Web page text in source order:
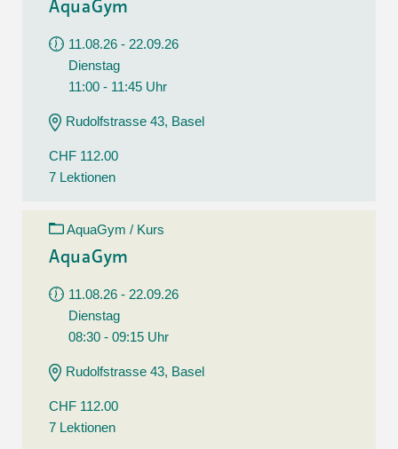
AquaGym
11.08.26 - 22.09.26
Dienstag
11:00 - 11:45 Uhr
Rudolfstrasse 43, Basel
CHF 112.00
7 Lektionen
AquaGym / Kurs
AquaGym
11.08.26 - 22.09.26
Dienstag
08:30 - 09:15 Uhr
Rudolfstrasse 43, Basel
CHF 112.00
7 Lektionen